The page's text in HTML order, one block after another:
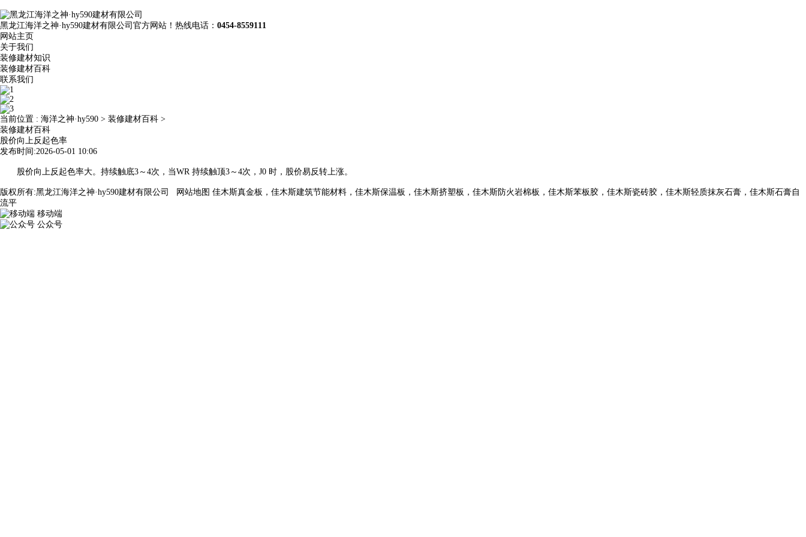
黑龙江海洋之神·hy590建材有限公司官方网站！热线电话： 0454-8559111
网站主页
关于我们
装修建材知识
装修建材百科
联系我们
当前位置 : 海洋之神·hy590 > 装修建材百科 >
装修建材百科
股价向上反起色率
发布时间:2026-05-01 10:06
股价向上反起色率大。持续触底3～4次，当WR 持续触顶3～4次，J0 时，股价易反转上涨。
版权所有:黑龙江海洋之神·hy590建材有限公司 网站地图 佳木斯真金板，佳木斯建筑节能材料，佳木斯保温板，佳木斯挤塑板，佳木斯防火岩棉板，佳木斯苯板胶，佳木斯瓷砖胶，佳木斯轻质抹灰石膏，佳木斯石膏自
流平
移动端
公众号